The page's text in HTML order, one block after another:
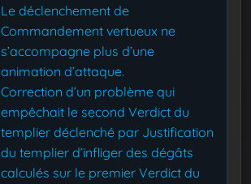
Le déclenchement de
Commandement vertueux ne
s’accompagne plus d’une
animation d’attaque.
Correction d’un problème qui
empêchait le second Verdict du
templier déclenché par Justification
du templier d’infliger des dégâts
calculés sur le premier Verdict du